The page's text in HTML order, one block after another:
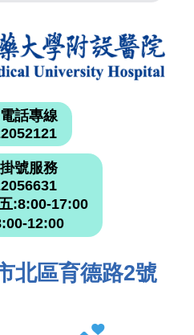
話專線
號服務
:8:00-17:00
12:00
北區育德路2號